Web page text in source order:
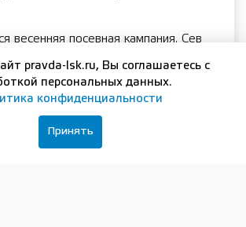
весенняя посевная кампания. Сев
на 83 процента, засеяно 463
из них 303 тысячи — яровыми
добавил Николай Денисов.
на нашу группу в
pravda-lsk.ru, Вы соглашаетесь с
персональных данных.
конфиденциальности
Принять